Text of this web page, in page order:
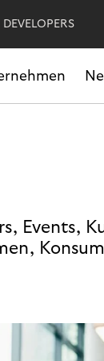
DEVELOPERS
Events,